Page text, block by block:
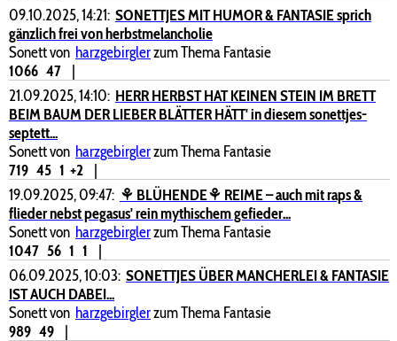
09.10.2025, 14:21: SONETTJES MIT HUMOR & FANTASIE sprich
gänzlich frei von herbstmelancholie
Sonett von harzgebirglerzum Thema Fantasie
1066 47
|
21.09.2025, 14:10: HERR HERBST HAT KEINEN STEIN IM BRETT
BEIM BAUM DER LIEBER BLÄTTER HÄTT' in diesem sonettjes-
septett...
Sonett von harzgebirglerzum Thema Fantasie
719 45 1 +2
|
19.09.2025, 09:47: ⚘ BLÜHENDE⚘ REIME – auch mit raps &
flieder nebst pegasus' rein mythischem gefieder...
Sonett von harzgebirglerzum Thema Fantasie
1047 56 1 1
|
06.09.2025, 10:03: SONETTJES ÜBER MANCHERLEI & FANTASIE
IST AUCH DABEI...
Sonett von harzgebirglerzum Thema Fantasie
989 49
|